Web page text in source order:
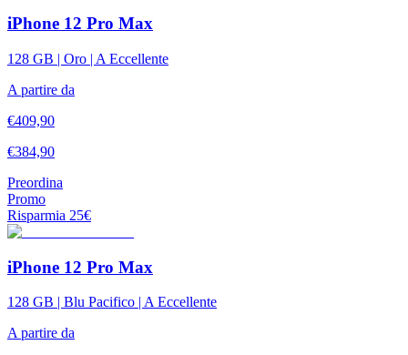
iPhone 12 Pro Max
128 GB | Oro | A Eccellente
A partire da
€409,90
€384,90
Preordina
Promo
Risparmia 25€
iPhone 12 Pro Max
128 GB | Blu Pacifico | A Eccellente
A partire da